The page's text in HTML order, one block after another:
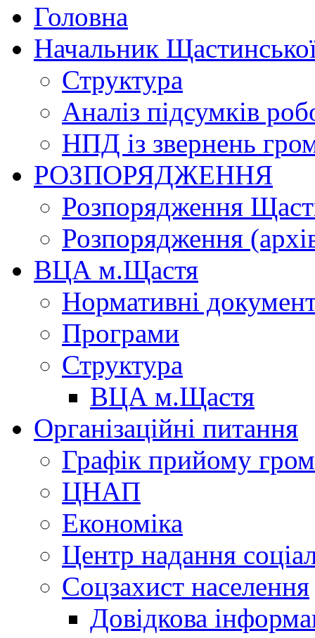
Головна
Начальник
Структура
Аналіз підсумків
НПД із звернень
РОЗПОРЯДЖЕННЯ
Розпорядження
Розпорядження
ВЦА м.Щастя
Нормативні
Програми
Структура
ВЦА м.Щастя
Організаційні питання
Графік прийому
ЦНАП
Економіка
Центр надання
Соцзахист населення
Довідкова